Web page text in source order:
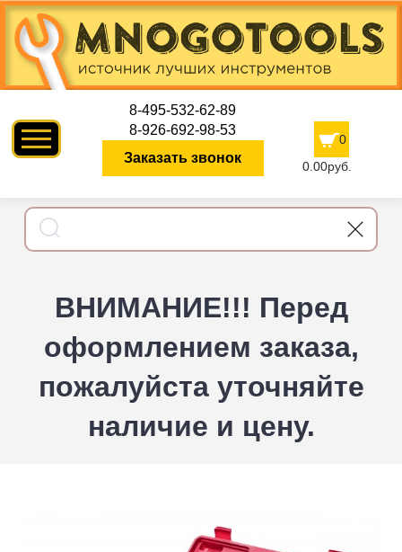
8-495-532-62-89
8-926-692-98-53
Заказать звонок
0
0.00руб.
ВНИМАНИЕ!!! Перед
оформлением заказа,
пожалуйста уточняйте
наличие и цену.